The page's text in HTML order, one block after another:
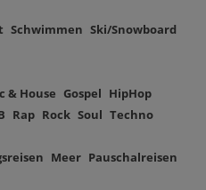
Schwimmen Ski/Snowboard
& House Gospel HipHop
Rap Rock Soul Techno
Meer Pauschalreisen